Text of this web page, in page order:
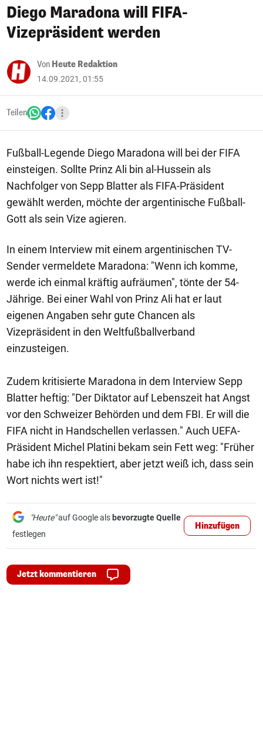
Diego Maradona will FIFA-
Vizepräsident werden
Von Heute Redaktion
14.09.2021, 01:55
Teilen
Fußball-Legende Diego Maradona will bei der FIFA
einsteigen. Sollte Prinz Ali bin al-Hussein als
Nachfolger von Sepp Blatter als FIFA-Präsident
gewählt werden, möchte der argentinische Fußball-
Gott als sein Vize agieren.
In einem Interview mit einem argentinischen TV-
Sender vermeldete Maradona: "Wenn ich komme,
werde ich einmal kräftig aufräumen", tönte der 54-
Jährige. Bei einer Wahl von Prinz Ali hat er laut
eigenen Angaben sehr gute Chancen als
Vizepräsident in den Weltfußballverband
einzusteigen.
Zudem kritisierte Maradona in dem Interview Sepp
Blatter heftig: "Der Diktator auf Lebenszeit hat Angst
vor den Schweizer Behörden und dem FBI. Er will die
FIFA nicht in Handschellen verlassen." Auch UEFA-
Präsident Michel Platini bekam sein Fett weg: "Früher
habe ich ihn respektiert, aber jetzt weiß ich, dass sein
Wort nichts wert ist!"
"Heute"auf Google als bevorzugte Quelle
festlegen
Hinzufügen
Jetzt kommentieren